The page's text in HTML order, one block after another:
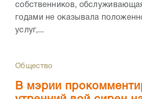
собственников,
годами не оказывала
услуг,...
Общество
В мэрии